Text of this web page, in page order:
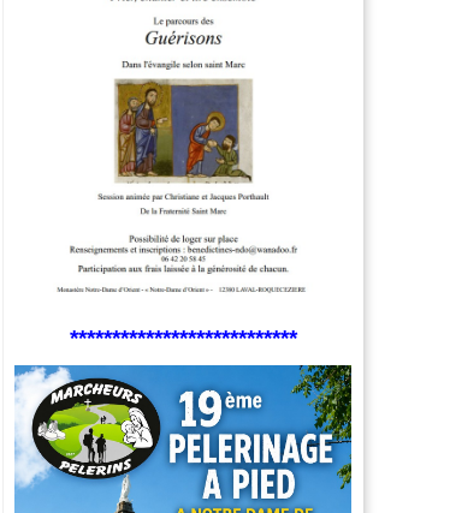
***************************